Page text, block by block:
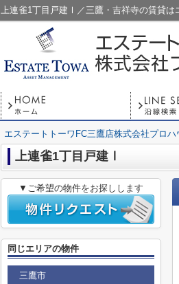
上連雀1丁目戸建Ⅰ／三鷹・吉祥寺の賃貸は
エステートトーワFC三鷹店株式会社プロハ
上連雀1丁目戸建Ⅰ
▼ご希望の物件をお探しします
同じエリアの物件
三鷹市